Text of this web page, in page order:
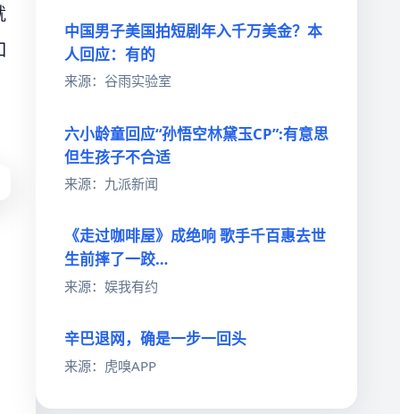
中国男子美国拍短剧年入千万美金？本
人回应：有的
来源：谷雨实验室
六小龄童回应“孙悟空林黛玉CP”:有意思
但生孩子不合适
来源：九派新闻
《走过咖啡屋》成绝响 歌手千百惠去世
生前摔了一跤…
来源：娱我有约
辛巴退网，确是一步一回头
来源：虎嗅APP